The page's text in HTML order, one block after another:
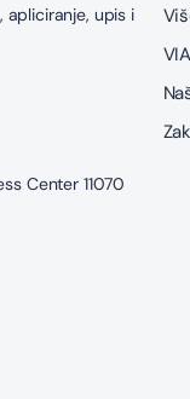
apliciranje, upis i
Center 11070